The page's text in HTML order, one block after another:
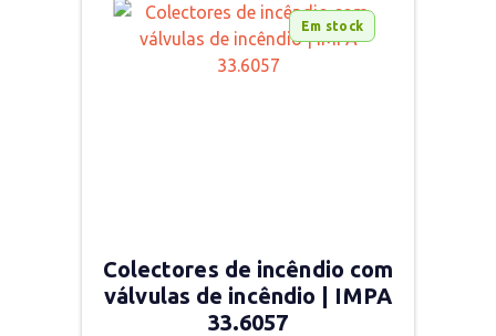
Em stock
Colectores de incêndio com
válvulas de incêndio | IMPA
33.6057